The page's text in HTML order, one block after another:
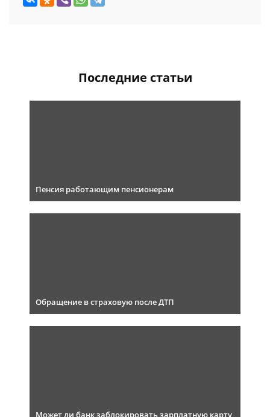
Последние статьи
Пенсия работающим пенсионерам
Обращение в страховую после ДТП
Может ли банк заблокировать зарплатную карту